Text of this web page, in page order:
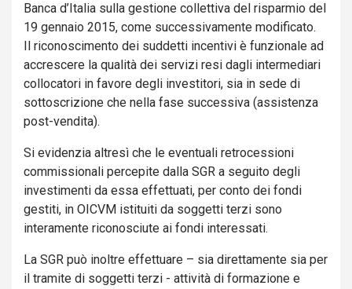
Banca d’Italia sulla gestione collettiva del risparmio del
19 gennaio 2015, come successivamente modificato.
Il riconoscimento dei suddetti incentivi è funzionale ad
accrescere la qualità dei servizi resi dagli intermediari
collocatori in favore degli investitori, sia in sede di
sottoscrizione che nella fase successiva (assistenza
post-vendita).
Si evidenzia altresì che le eventuali retrocessioni
commissionali percepite dalla SGR a seguito degli
investimenti da essa effettuati, per conto dei fondi
gestiti, in OICVM istituiti da soggetti terzi sono
interamente riconosciute ai fondi interessati.
La SGR può inoltre effettuare – sia direttamente sia per
il tramite di soggetti terzi - attività di formazione e